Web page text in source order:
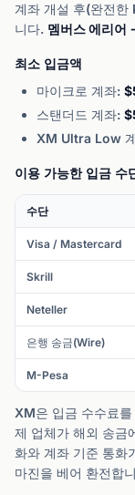
계좌 개설 후(완전한
니다. 멤버스 에리어
최소 입금액
마이크로 계좌:
스탠더드 계좌:
XM Ultra Low
이용 가능한 입금 수
수단
Visa / Mastercard
Skrill
Neteller
은행 송금(Wire)
M-Pesa
XM은 입금 수수료
제 업체가 해외 송금
화와 계좌 기준 통화
마진을 베어 환전합